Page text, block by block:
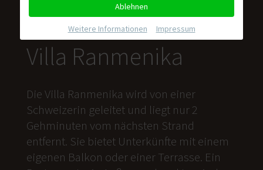
Villa Ranmenika
Die Villa Ranmenika wird von einer
Schweizerin geleitet und liegt nur 2
Gehminuten vom nächsten Strand
entfernt. Sie bietet Unterkünfte mit einem
eigenen Balkon oder einer Terrasse. Ein
Ablehnen
Weitere Informationen Impressum